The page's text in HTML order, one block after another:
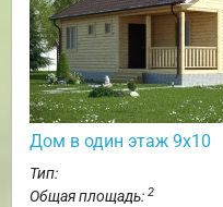
Дом в один этаж 9х10
Тип:
Общая площадь: 2